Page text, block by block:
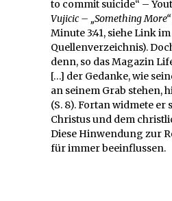
to commit suicide“ –
Vujicic – „Something
Minute 3:41, siehe Link im
Quellenverzeichnis).
denn, so das Magazin
[…] der Gedanke, wie
an seinem Grab stehen,
(S. 8). Fortan widmete er
Christus und dem
Diese Hinwendung zur
für immer beeinflussen.